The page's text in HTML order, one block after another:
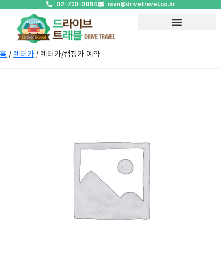
02-730-9864 rsvn@drivetravel.co.kr
홈 / 렌터카 / 렌터카/캠핑카 예약